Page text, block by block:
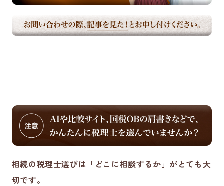
相続の税理士選びは「どこに相談するか」がとても大
切です。